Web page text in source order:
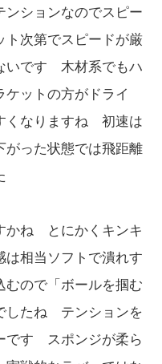
ションなのでスピー
ト次第でスピードが厳
いです 木材系でもハ
ットの方がドライ
くなりますね 初速は
がった状態では飛距離
かね とにかくキンキ
相当ソフトで潰れす
むので「ボールを掴む
したね テンションを
です スポンジが柔ら